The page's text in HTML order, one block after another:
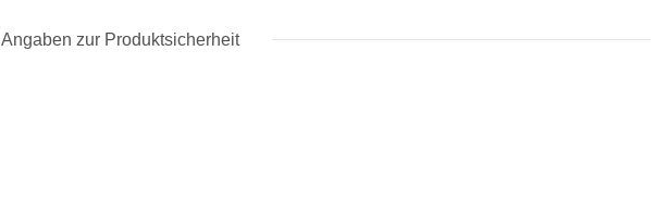
Angaben zur Produktsicherheit